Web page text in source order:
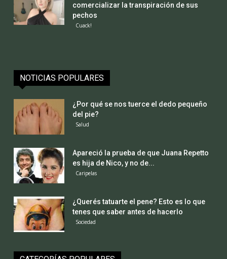
comercializar la transpiración de sus
pechos
Cuack!
NOTICIAS POPULARES
¿Por qué se nos tuerce el dedo pequeño
del pie?
Salud
Apareció la prueba de que Juana Repetto
es hija de Nico, y no de...
Caripelas
¿Querés tatuarte el pene? Esto es lo que
tenes que saber antes de hacerlo
Sociedad